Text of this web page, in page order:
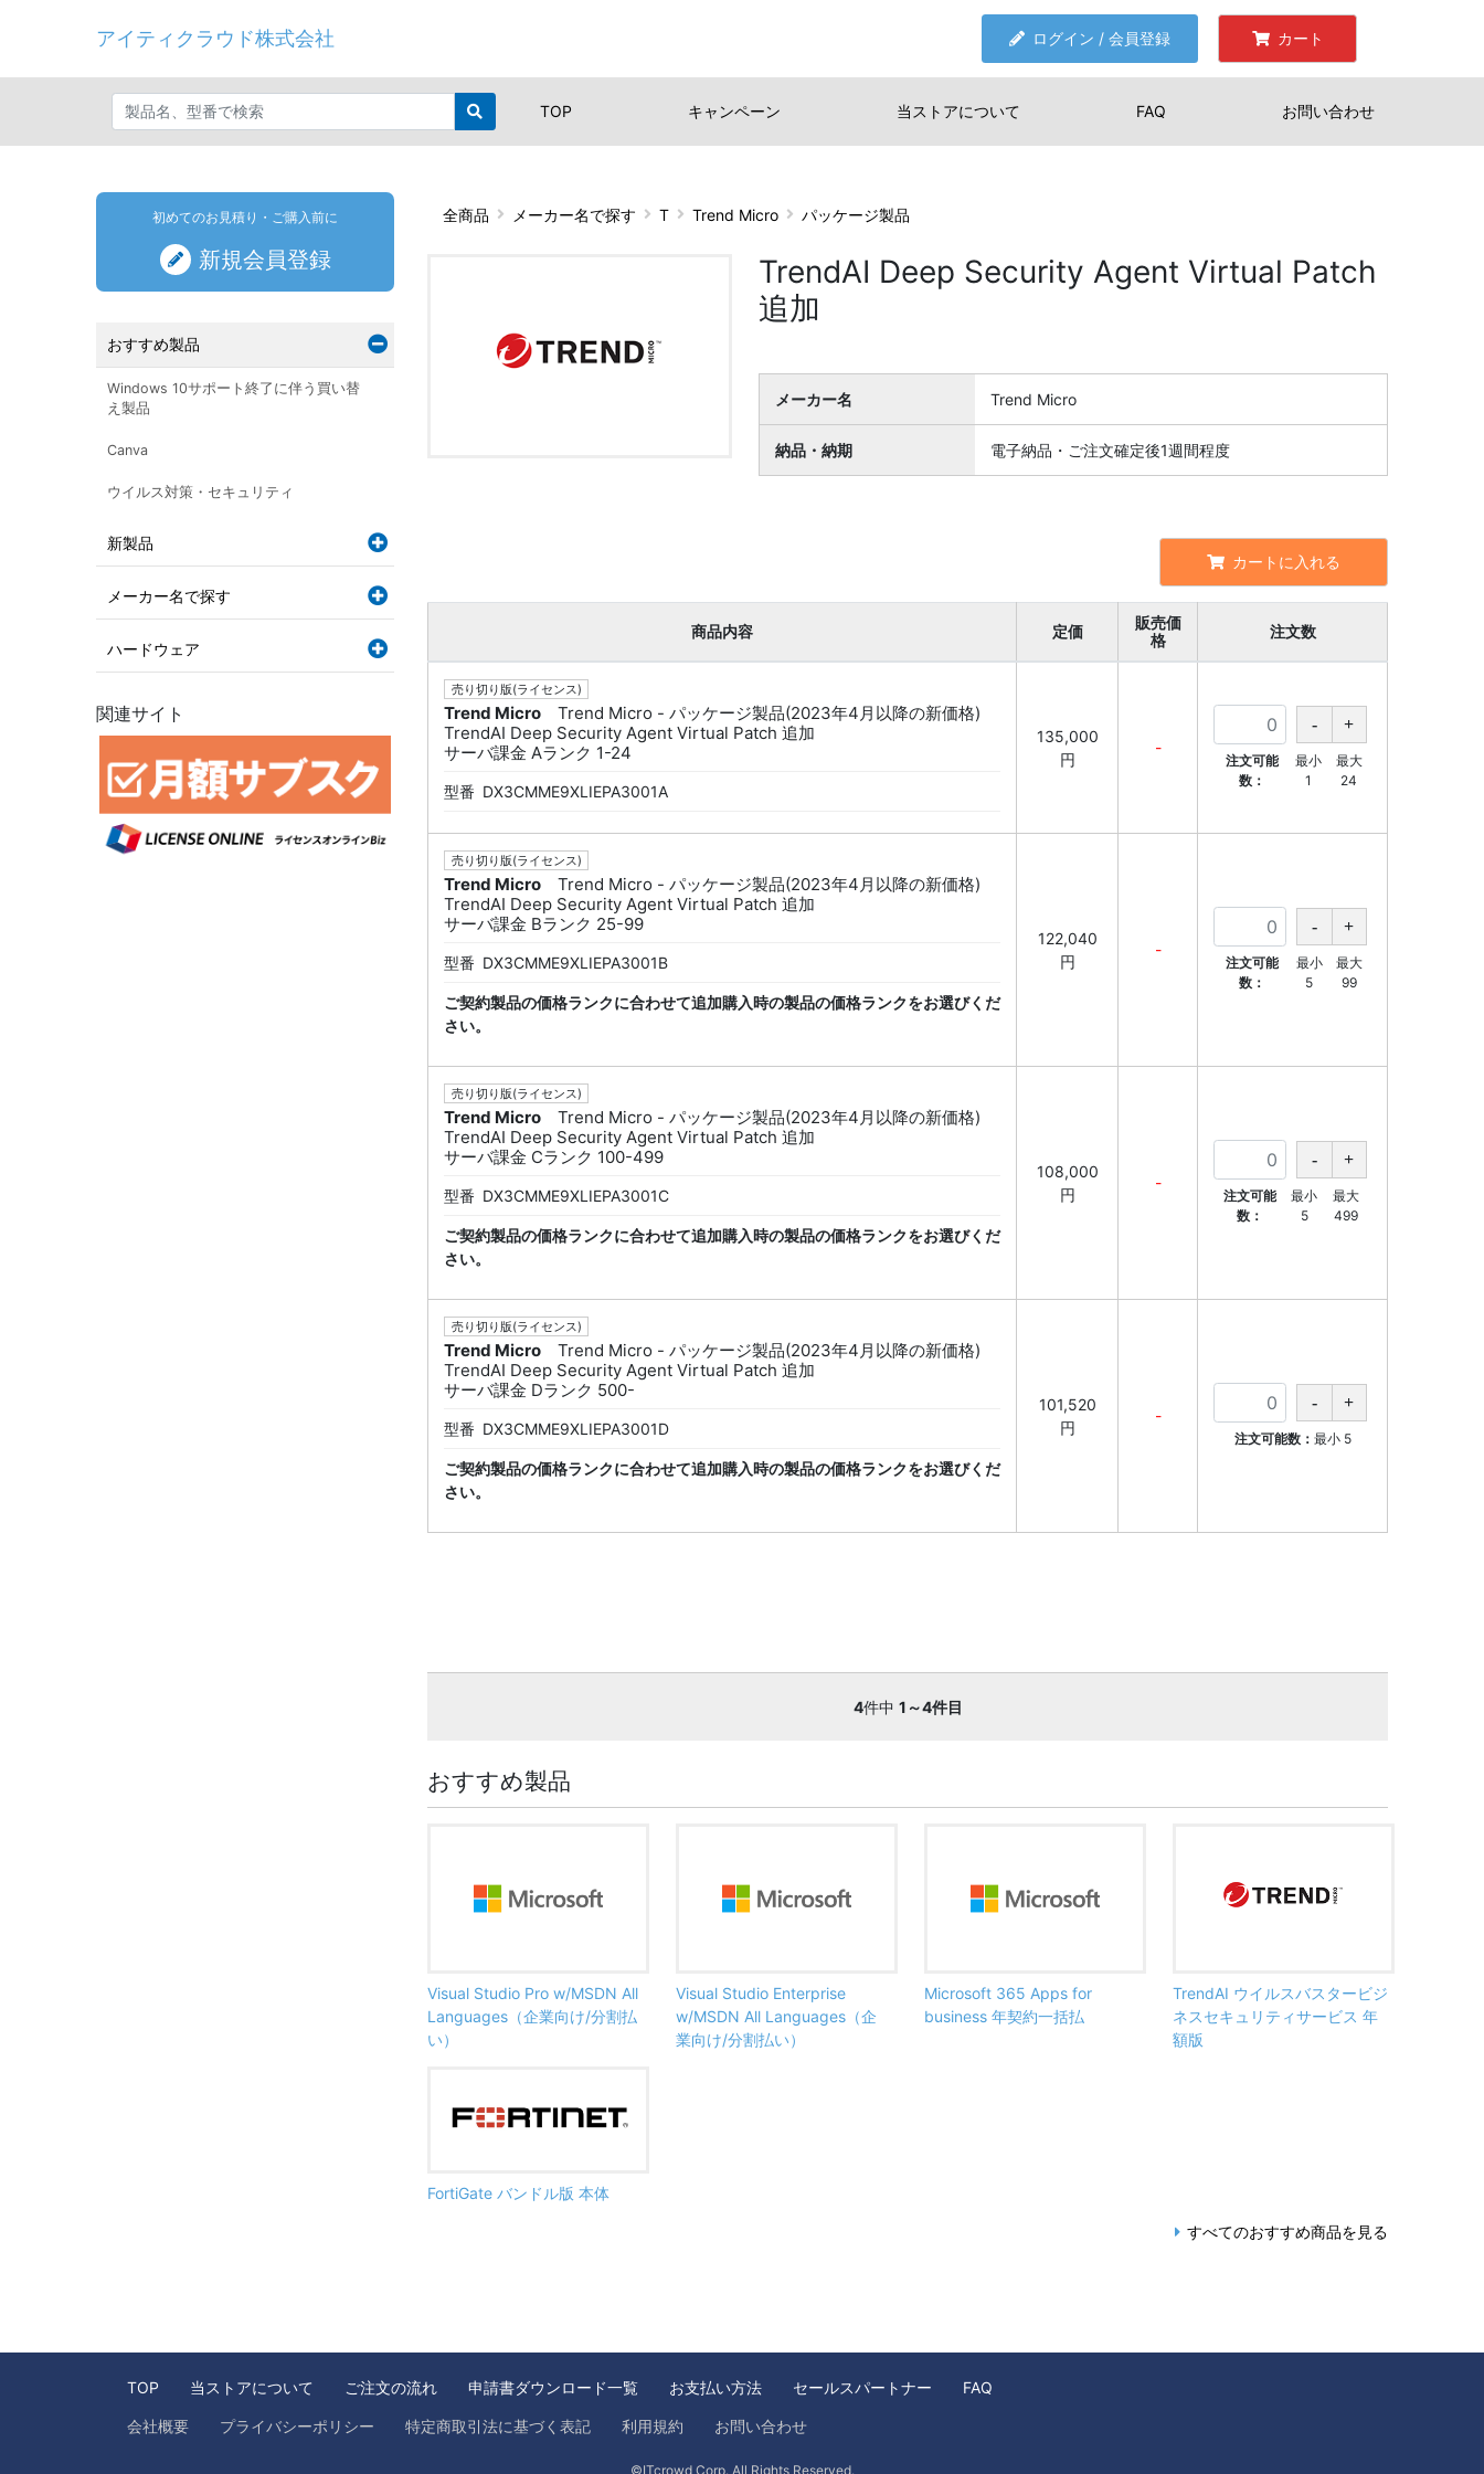
アイティクラウド株式会社 ログイン / 会員登録 カート
TOP キャンペーン 当ストアについて FAQ お問い合わせ
全商品 メーカー名で探す T Trend Micro パッケージ製品
TrendAI Deep Security Agent Virtual Patch
追加
メーカー名 Trend Micro
納品・納期 電子納品・ご注文確定後1週間程度
カートに入れる
商品内容 定価
販売価
格
注文数
売り切り版(ライセンス)
Trend Micro
Trend Micro - パッケージ製品(2023年4月以降の新価格)
TrendAI Deep Security Agent Virtual Patch 追加
サーバ課金 Aランク 1-24
型番 DX3CMME9XLIEPA3001A
135,000
円
-
注文可能
数：
最小
1
最大
24
売り切り版(ライセンス)
Trend Micro
Trend Micro - パッケージ製品(2023年4月以降の新価格)
TrendAI Deep Security Agent Virtual Patch 追加
サーバ課金 Bランク 25-99
型番 DX3CMME9XLIEPA3001B
ご契約製品の価格ランクに合わせて追加購入時の製品の価格ランクをお選びくだ
さい。
122,040
円
-
注文可能
数：
最小
5
最大
99
売り切り版(ライセンス)
Trend Micro
Trend Micro - パッケージ製品(2023年4月以降の新価格)
TrendAI Deep Security Agent Virtual Patch 追加
サーバ課金 Cランク 100-499
型番 DX3CMME9XLIEPA3001C
ご契約製品の価格ランクに合わせて追加購入時の製品の価格ランクをお選びくだ
さい。
108,000
円
-
注文可能
数：
最小
5
最大
499
売り切り版(ライセンス)
Trend Micro
Trend Micro - パッケージ製品(2023年4月以降の新価格)
TrendAI Deep Security Agent Virtual Patch 追加
サーバ課金 Dランク 500-
型番 DX3CMME9XLIEPA3001D
ご契約製品の価格ランクに合わせて追加購入時の製品の価格ランクをお選びくだ
さい。
101,520
円
-
注文可能数： 最小 5
4件中 1～4件目
おすすめ製品
Visual Studio Pro w/MSDN All
Languages（企業向け/分割払
い）
Visual Studio Enterprise
w/MSDN All Languages（企
業向け/分割払い）
Microsoft 365 Apps for
business 年契約一括払
TrendAI ウイルスバスタービジ
ネスセキュリティサービス 年
額版
FortiGate バンドル版 本体
すべてのおすすめ商品を見る
初めてのお見積り・ご購入前に
新規会員登録
おすすめ製品
Windows 10サポート終了に伴う買い替
え製品
Canva
ウイルス対策・セキュリティ
新製品
メーカー名で探す
ハードウェア
関連サイト
TOP 当ストアについて ご注文の流れ 申請書ダウンロード一覧 お支払い方法 セールスパートナー FAQ
会社概要 プライバシーポリシー 特定商取引法に基づく表記 利用規約 お問い合わせ
©ITcrowd Corp. All Rights Reserved.